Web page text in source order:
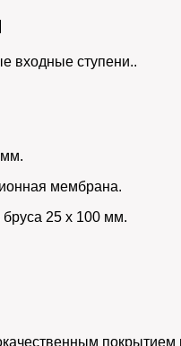
входные ступени..
мм.
мембрана.
бруса 25 х 100 мм.